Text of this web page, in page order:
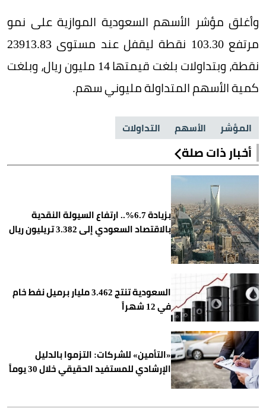
وأغلق مؤشر الأسهم السعودية الموازية على نمو
مرتفع 103.30 نقطة ليقفل عند مستوى 23913.83
نقطة، وبتداولات بلغت قيمتها 14 مليون ريال، وبلغت
كمية الأسهم المتداولة مليوني سهم.
المؤشر الأسهم التداولات
أخبار ذات صلة
بزيادة 6.7%.. ارتفاع السيولة النقدية
بالاقتصاد السعودي إلى 3.382 تريليون ريال
السعودية تنتج 3.462 مليار برميل نفط خام
في 12 شهراً
«التأمين» للشركات: التزموا بالدليل
الإرشادي للمستفيد الحقيقي خلال 30 يوماً